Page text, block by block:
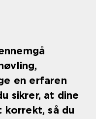
en erfaren
sikrer, at dine
korrekt, så du